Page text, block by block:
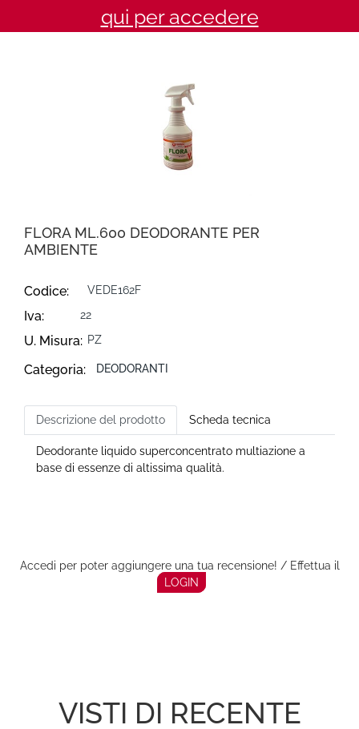
qui per accedere
FLORA ML.600 DEODORANTE PER
AMBIENTE
Codice: VEDE162F
Iva: 22
U. Misura: PZ
Categoria: DEODORANTI
Descrizione del prodotto Scheda tecnica
Deodorante liquido superconcentrato multiazione a
base di essenze di altissima qualità.
Accedi per poter aggiungere una tua recensione! / Effettua il
LOGIN
VISTI DI RECENTE